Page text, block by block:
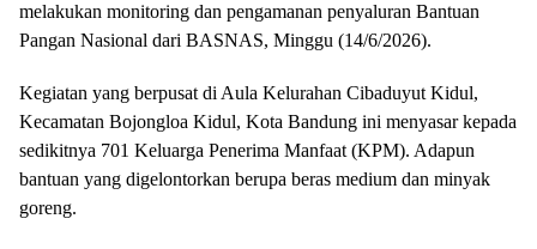
melakukan monitoring dan pengamanan penyaluran Bantuan
Pangan Nasional dari BASNAS, Minggu (14/6/2026).
​Kegiatan yang berpusat di Aula Kelurahan Cibaduyut Kidul,
Kecamatan Bojongloa Kidul, Kota Bandung ini menyasar kepada
sedikitnya 701 Keluarga Penerima Manfaat (KPM). Adapun
bantuan yang digelontorkan berupa beras medium dan minyak
goreng.